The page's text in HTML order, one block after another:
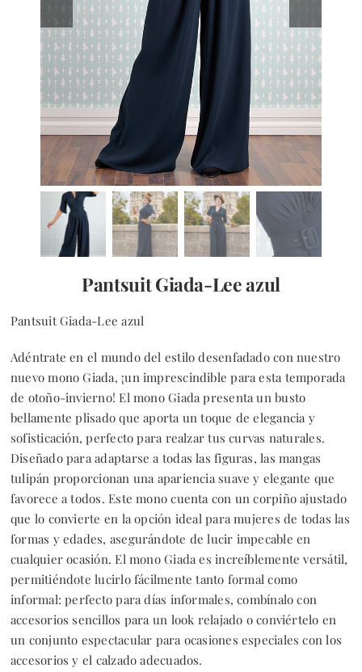
CONTACTO
Pantsuit Giada-Lee azul
Pantsuit Giada-Lee azul
Adéntrate en el mundo del estilo desenfadado con nuestro
nuevo mono Giada, ¡un imprescindible para esta temporada
de otoño-invierno! El mono Giada presenta un busto
bellamente plisado que aporta un toque de elegancia y
sofisticación, perfecto para realzar tus curvas naturales.
Diseñado para adaptarse a todas las figuras, las mangas
tulipán proporcionan una apariencia suave y elegante que
favorece a todos. Este mono cuenta con un corpiño ajustado
que lo convierte en la opción ideal para mujeres de todas las
formas y edades, asegurándote de lucir impecable en
cualquier ocasión. El mono Giada es increíblemente versátil,
permitiéndote lucirlo fácilmente tanto formal como
informal: perfecto para días informales, combínalo con
accesorios sencillos para un look relajado o conviértelo en
un conjunto espectacular para ocasiones especiales con los
accesorios y el calzado adecuados.